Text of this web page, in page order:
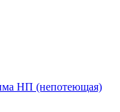
НП (непотеющая)